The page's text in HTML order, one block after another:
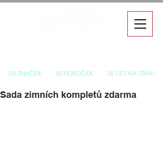
23 ZNAČEK 20 POBOČEK 28 LET NA TRHU
Sada zimních kompletů zdarma